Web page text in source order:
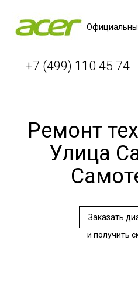
+7 (499) 110 45 74
Ремонт
Улица
Заказать
и получить